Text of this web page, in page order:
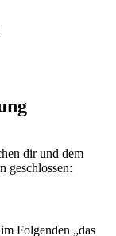
dir und dem
geschlossen:
Folgenden „das